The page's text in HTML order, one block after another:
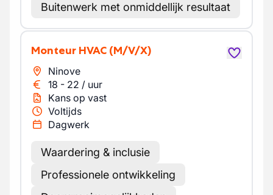
Buitenwerk met onmiddellijk resultaat
Monteur HVAC (M/V/X)
Ninove
18 - 22 / uur
Kans op vast
Voltijds
Dagwerk
Waardering & inclusie
Professionele ontwikkeling